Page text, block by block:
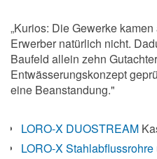
„Kurios: Die Gewerke
Erwerber natürlich nicht.
Baufeld allein zehn
Entwässerungskonzept
eine Beanstandung."
LORO-X DUOSTREAM
LORO-X Stahlabflussrohre